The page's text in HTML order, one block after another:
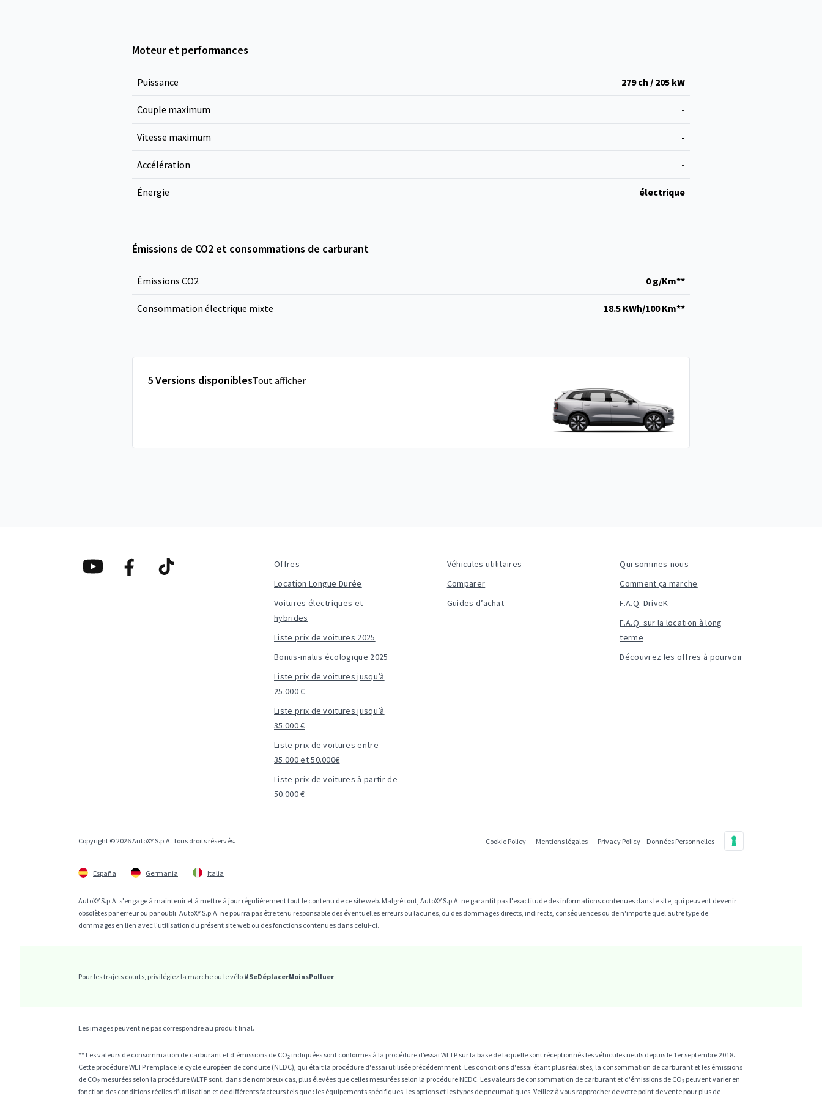
Moteur et performances
Puissance 279 ch / 205 kW
Couple maximum -
Vitesse maximum -
Accélération -
Énergie électrique
Émissions de CO2 et consommations de carburant
Émissions CO2 0 g/Km**
Consommation électrique mixte 18.5 KWh/100 Km**
5 Versions disponiblesTout afficher
Offres
Location Longue Durée
Voitures électriques et
hybrides
Liste prix de voitures 2025
Bonus-malus écologique 2025
Liste prix de voitures jusqu’à
25.000 €
Liste prix de voitures jusqu’à
35.000 €
Liste prix de voitures entre
35.000 et 50.000€
Liste prix de voitures à partir de
50.000 €
Véhicules utilitaires
Comparer
Guides d’achat
Qui sommes-nous
Comment ça marche
F.A.Q. DriveK
F.A.Q. sur la location à long
terme
Découvrez les offres à pourvoir
Copyright © 2026 AutoXY S.p.A. Tous droits réservés. Cookie Policy Mentions légales Privacy Policy – Données Personnelles
España Germania Italia
AutoXY S.p.A. s'engage à maintenir et à mettre à jour régulièrement tout le contenu de ce site web. Malgré tout, AutoXY S.p.A. ne garantit pas l'exactitude des informations contenues dans le site, qui peuvent devenir
obsolètes par erreur ou par oubli. AutoXY S.p.A. ne pourra pas être tenu responsable des éventuelles erreurs ou lacunes, ou des dommages directs, indirects, conséquences ou de n'importe quel autre type de
dommages en lien avec l'utilisation du présent site web ou des fonctions contenues dans celui-ci.
Pour les trajets courts, privilégiez la marche ou le vélo #SeDéplacerMoinsPolluer
Les images peuvent ne pas correspondre au produit final.
** Les valeurs de consommation de carburant et d'émissions de CO₂ indiquées sont conformes à la procédure d’essai WLTP sur la base de laquelle sont réceptionnés les véhicules neufs depuis le 1er septembre 2018.
Cette procédure WLTP remplace le cycle européen de conduite (NEDC), qui était la procédure d'essai utilisée précédemment. Les conditions d'essai étant plus réalistes, la consommation de carburant et les émissions
de CO₂ mesurées selon la procédure WLTP sont, dans de nombreux cas, plus élevées que celles mesurées selon la procédure NEDC. Les valeurs de consommation de carburant et d'émissions de CO₂ peuvent varier en
fonction des conditions réelles d’utilisation et de différents facteurs tels que : les équipements spécifiques, les options et les types de pneumatiques. Veillez à vous rapprocher de votre point de vente pour plus de